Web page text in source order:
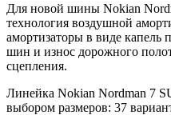
Для новой шины Nokian
технология воздушной
амортизаторы в виде
шин и износ дорожного
сцепления.
Линейка Nokian Nordman 7
выбором размеров: 37